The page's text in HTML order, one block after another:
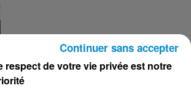
[La Matinale] Beido, un nouveau projet
en "Quatre saisons" !
respect de votre vie privée est notre
Continuer sans accepter